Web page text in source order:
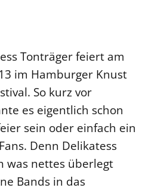
Tonträger feiert am
im Hamburger Knust
So kurz vor
es eigentlich schon
sein oder einfach ein
Denn Delikatess
was nettes überlegt
Bands in das